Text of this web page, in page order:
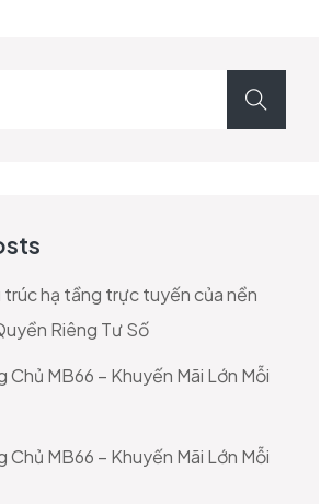
trúc hạ tầng trực tuyến của nền
Riêng Tư Số
Chủ MB66 – Khuyến Mãi Lớn Mỗi
Chủ MB66 – Khuyến Mãi Lớn Mỗi